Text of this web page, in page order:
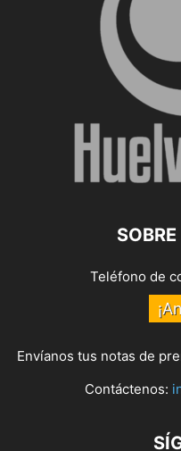
Teléfono de
Envíanos tus notas de
Contáctenos: